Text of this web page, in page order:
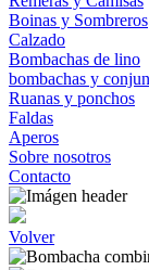
Boinas y Sombreros
Calzado
Bombachas de lino
bombachas y
Ruanas y ponchos
Faldas
Aperos
Sobre nosotros
Contacto
Volver